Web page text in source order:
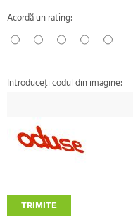
Acordă un rating:
Introduceţi codul din imagine:
TRIMITE